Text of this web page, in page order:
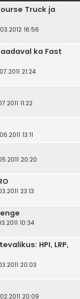
Truck ja
16:56
ka Fast
21:24
11:22
13:11
20:20
23:13
10:34
HPI, LRP,
20:03
20:09